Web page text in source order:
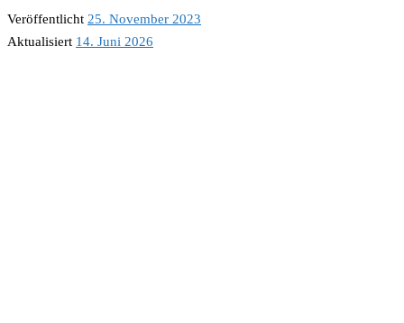
Veröffentlicht 25. November 2023
Aktualisiert 14. Juni 2026